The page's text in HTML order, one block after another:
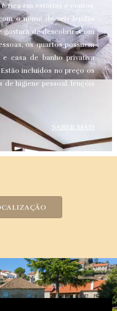
rica em estórias e contos,
o nome de seis lendas
gostará de descobrir. Com
os quartos possuem
casa de banho privativa
incluídos no preço os
de higiene pessoal, lençóis
SABER MAIS